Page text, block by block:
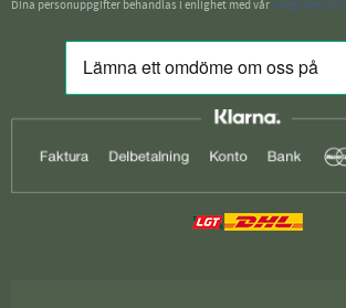
Dina personuppgifter behandlas i enlighet med vår